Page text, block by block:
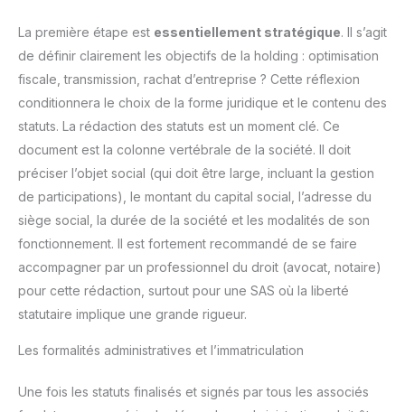
La première étape est essentiellement stratégique. Il s’agit
de définir clairement les objectifs de la holding : optimisation
fiscale, transmission, rachat d’entreprise ? Cette réflexion
conditionnera le choix de la forme juridique et le contenu des
statuts. La rédaction des statuts est un moment clé. Ce
document est la colonne vertébrale de la société. Il doit
préciser l’objet social (qui doit être large, incluant la gestion
de participations), le montant du capital social, l’adresse du
siège social, la durée de la société et les modalités de son
fonctionnement. Il est fortement recommandé de se faire
accompagner par un professionnel du droit (avocat, notaire)
pour cette rédaction, surtout pour une SAS où la liberté
statutaire implique une grande rigueur.
Les formalités administratives et l’immatriculation
Une fois les statuts finalisés et signés par tous les associés